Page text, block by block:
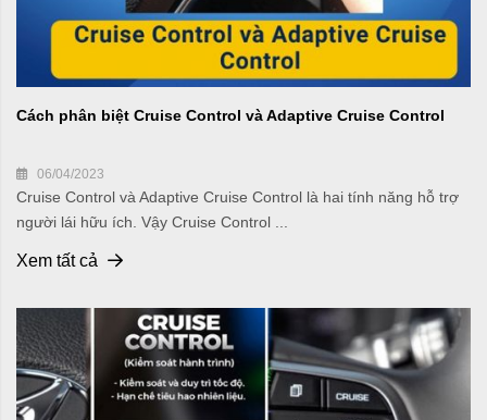
Cách phân biệt Cruise Control và Adaptive Cruise Control
06/04/2023
Cruise Control và Adaptive Cruise Control là hai tính năng hỗ trợ
người lái hữu ích. Vậy Cruise Control ...
Xem tất cả